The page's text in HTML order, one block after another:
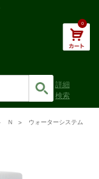
0
詳細
検索
Ｎ ウォーターシステム